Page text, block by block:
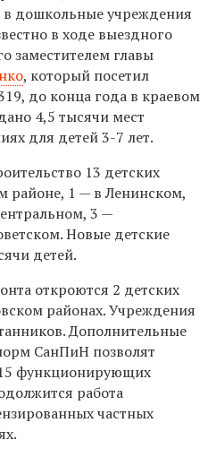
дошкольные учреждения
в ходе выездного
заместителем главы
, который посетил
до конца года в краевом
4,5 тысячи мест
для детей3-7 лет.
13 детских
районе, 1 — в Ленинском,
3 —
Новые детские
детей.
откроются 2 детских
районах. Учреждения
Дополнительные
СанПиН позволят
функционирующих
работа
частных